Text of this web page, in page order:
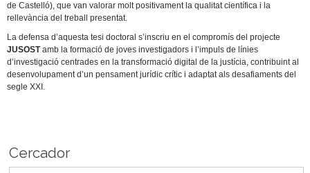
de Castelló), que van valorar molt positivament la qualitat científica i la
rellevància del treball presentat.
La defensa d’aquesta tesi doctoral s’inscriu en el compromís del projecte
JUSOSTamb la formació de joves investigadors i l’impuls de línies
d’investigació centrades en la transformació digital de la justícia, contribuint al
desenvolupament d’un pensament jurídic crític i adaptat als desafiaments del
segle XXI.
Cercador